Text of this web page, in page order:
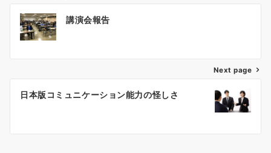
ビ
ン
講演会報告
Next page
日本版コミュニケーション能力の怪しさ